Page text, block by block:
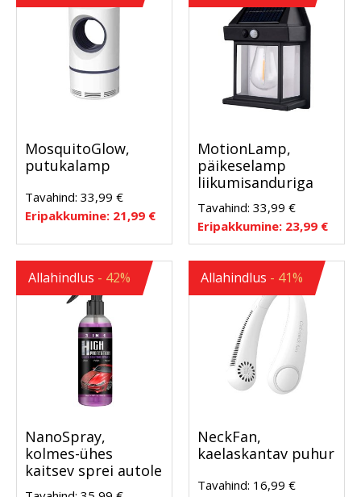
MosquitoGlow,
putukalamp
Tavahind: 33,99 €
Eripakkumine: 21,99 €
MotionLamp,
päikeselamp
liikumisanduriga
Tavahind: 33,99 €
Eripakkumine: 23,99 €
Allahindlus - 42%
NanoSpray,
kolmes-ühes
kaitsev sprei autole
Allahindlus - 41%
NeckFan,
kaelaskantav puhur
Tavahind: 16,99 €